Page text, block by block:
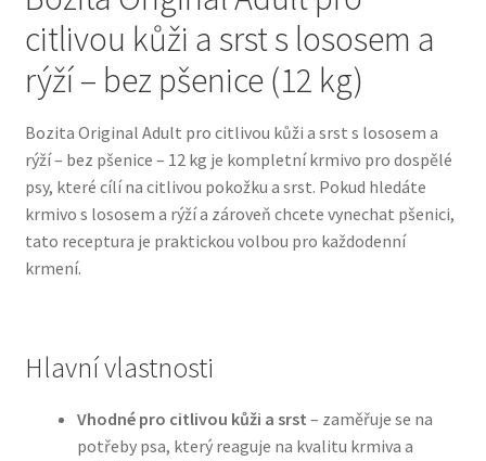
Bozita pro psy — Švédské krmivo s nordickou kvalitou
Granule pro psy
Natural Trainer pro psy — Italské krmivo s
přírodními složkami
Hill’s pro psy
Hračky pro psy
citlivou kůži a srst s lososem a
rýží – bez pšenice (12 kg)
Bozita Original Adult pro citlivou kůži a srst s lososem a
rýží – bez pšenice – 12 kg je kompletní krmivo pro dospělé
psy, které cílí na citlivou pokožku a srst. Pokud hledáte
krmivo s lososem a rýží a zároveň chcete vynechat pšenici,
tato receptura je praktickou volbou pro každodenní
krmení.
Hlavní vlastnosti
Vhodné pro citlivou kůži a srst – zaměřuje se na
potřeby psa, který reaguje na kvalitu krmiva a